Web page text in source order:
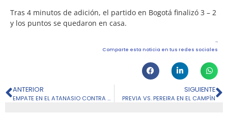
Tras 4 minutos de adición, el partido en Bogotá finalizó 3 – 2
y los puntos se quedaron en casa.
Comparte esta noticia en tus redes sociales
ANTERIOR
EMPATE EN EL ATANASIO CONTRA EL MEDELLÍN
SIGUIENTE
PREVIA VS. PEREIRA EN EL CAMPÍN